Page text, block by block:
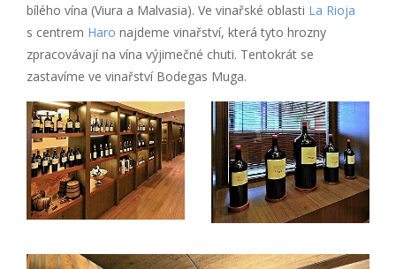
bílého vína (Viura a Malvasia). Ve vinařské oblasti La Rioja
s centrem Haro najdeme vinařství, která tyto hrozny
zpracovávají na vína výjimečné chuti. Tentokrát se
zastavíme ve vinařství Bodegas Muga.